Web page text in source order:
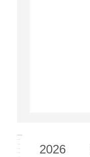
2026